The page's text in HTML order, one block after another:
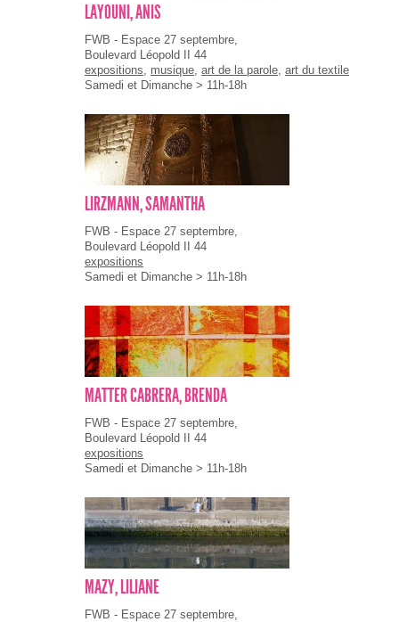
LAYOUNI, ANIS
FWB - Espace 27 septembre,
Boulevard Léopold II 44
expositions, musique, art de la parole, art du textile
Samedi et Dimanche > 11h-18h
LIRZMANN, SAMANTHA
FWB - Espace 27 septembre,
Boulevard Léopold II 44
expositions
Samedi et Dimanche > 11h-18h
MATTER CABRERA, BRENDA
FWB - Espace 27 septembre,
Boulevard Léopold II 44
expositions
Samedi et Dimanche > 11h-18h
MAZY, LILIANE
FWB - Espace 27 septembre,